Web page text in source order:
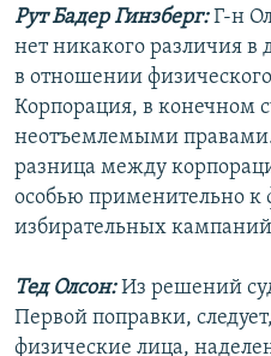
Рут Бадер Гинзберг:Г-н
нет никакого различия в
в отношении
Корпорация, в конечном
неотъемлемыми
разница между
особью применительно
избирательных
Тед Олсон:Из решений
Первой поправки,
физические лица,